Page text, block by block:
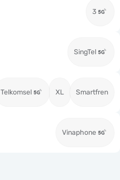
3
SingTel
Telkomsel XL Smartfren
Vinaphone